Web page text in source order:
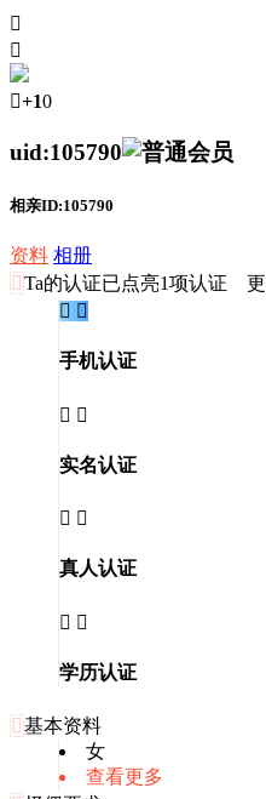


+10
uid:105790
相亲ID:105790
资料 相册
 Ta的认证已点亮1项认证
 
手机认证
 
实名认证
 
真人认证
 
学历认证
 基本资料
女
查看更多